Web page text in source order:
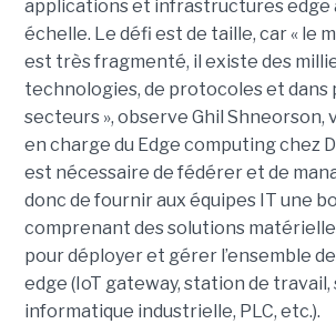
applications et infrastructures edge
échelle. Le défi est de taille, car « le
est très fragmenté, il existe des
technologies, de protocoles et dans
secteurs », observe Ghil Shneorson,
en charge du Edge computing chez
est nécessaire de fédérer et de
donc de fournir aux équipes IT une
comprenant des solutions
pour déployer et gérer l’ensemble
edge (IoT gateway, station de
informatique industrielle, PLC, etc.).